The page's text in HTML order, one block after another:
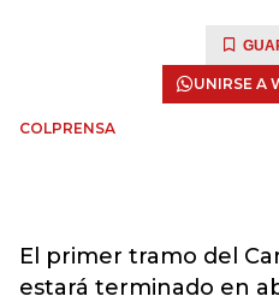
UNIRSE A
COLPRENSA
El primer tramo del
estará terminado en